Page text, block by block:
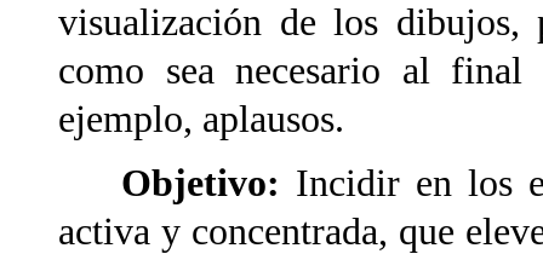
visualización de los dibujos,
como sea necesario al
ejemplo, aplausos.
Objetivo: Incidir en los
activa y concentrada, que